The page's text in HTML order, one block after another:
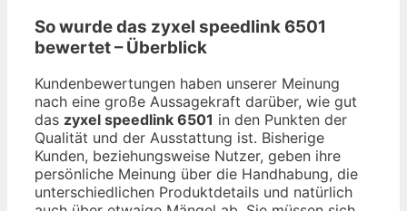
So wurde das zyxel speedlink 6501
bewertet – Überblick
Kundenbewertungen haben unserer Meinung
nach eine große Aussagekraft darüber, wie gut
das zyxel speedlink 6501 in den Punkten der
Qualität und der Ausstattung ist. Bisherige
Kunden, beziehungsweise Nutzer, geben ihre
persönliche Meinung über die Handhabung, die
unterschiedlichen Produktdetails und natürlich